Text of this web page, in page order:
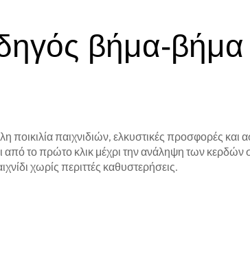
βήμα‑βήμα
παιχνιδιών, ελκυστικές προσφορές και
από το πρώτο κλικ μέχρι την ανάληψη των
χωρίς περιττές καθυστερήσεις.